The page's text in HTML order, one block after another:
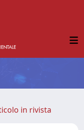
in rivista